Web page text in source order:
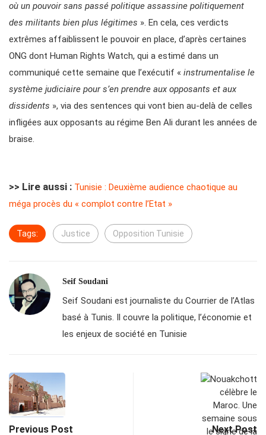
où un pouvoir sans passé politique assassine politiquement
des militants bien plus légitimes ». En cela, ces verdicts
extrêmes affaiblissent le pouvoir en place, d’après certaines
ONG dont Human Rights Watch, qui a estimé dans un
communiqué cette semaine que l’exécutif « instrumentalise le
système judiciaire pour s’en prendre aux opposants et aux
dissidents », via des sentences qui vont bien au-delà de celles
infligées aux opposants au régime Ben Ali durant les années de
braise.
>> Lire aussi : Tunisie : Deuxième audience chaotique au
méga procès du « complot contre l’Etat »
Tags: Justice Opposition Tunisie
Seif Soudani
Seif Soudani est journaliste du Courrier de l’Atlas
basé à Tunis. Il couvre la politique, l’économie et
les enjeux de société en Tunisie
Previous Post Next Post